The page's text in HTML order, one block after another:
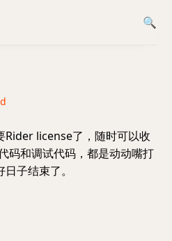
Rider license了，随时可以收
码和调试代码，都是动动嘴打
子结束了。